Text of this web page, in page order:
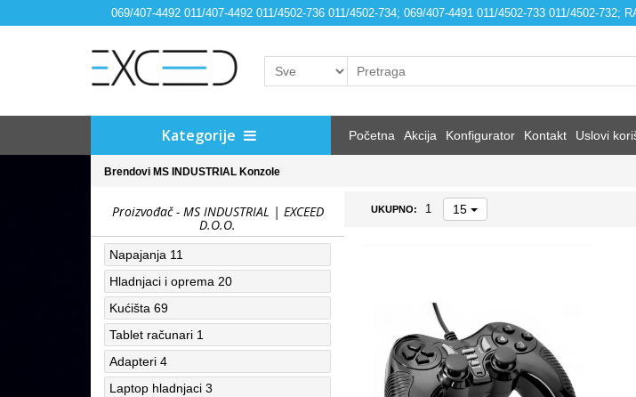
069/407-4492 011/407-4492 011/4502-736 011/4502-734; 069/407-4491 011/4502-733 011/4502-732;
Kategorije Početna Akcija Konfigurator Kontakt Uslovi
Brendovi MS INDUSTRIAL Konzole
Proizvođač - MS INDUSTRIAL | EXCEED
D.O.O.
Napajanja 11
Hladnjaci i oprema 20
Kućišta 69
Tablet računari 1
Adapteri 4
Laptop hladnjaci 3
UKUPNO: 1 15